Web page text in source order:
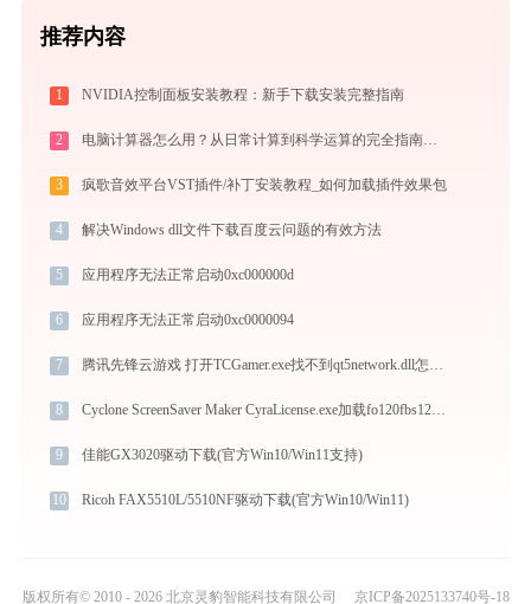
推荐内容
1 NVIDIA控制面板安装教程：新手下载安装完整指南
2 电脑计算器怎么用？从日常计算到科学运算的完全指南（附隐藏功能）
3 疯歌音效平台VST插件/补丁安装教程_如何加载插件效果包
4 解决Windows dll文件下载百度云问题的有效方法
5 应用程序无法正常启动0xc000000d
6 应用程序无法正常启动0xc0000094
7 腾讯先锋云游戏 打开TCGamer.exe找不到qt5network.dll怎么办
8 Cyclone ScreenSaver Maker CyraLicense.exe加载fo120fbs120x64.dll文件丢失处理办法
9 佳能GX3020驱动下载(官方Win10/Win11支持)
10 Ricoh FAX5510L/5510NF驱动下载(官方Win10/Win11)
版权所有© 2010 - 2026 北京灵豹智能科技有限公司 京ICP备2025133740号-18